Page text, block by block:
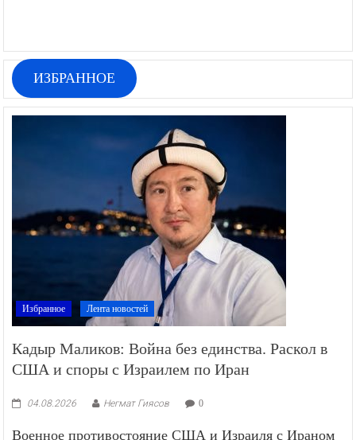
ИЗБРАННОЕ
Избранное Лента новостей
Кадыр Маликов: Война без единства. Раскол в
США и споры с Израилем по Иран
04.08.2026 Негмат Гиясов 0
Военное противостояние США и Израиля с Ираном